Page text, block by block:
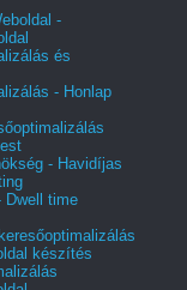
-
és
- Honlap
- Havidíjas
Dwell time
készítés